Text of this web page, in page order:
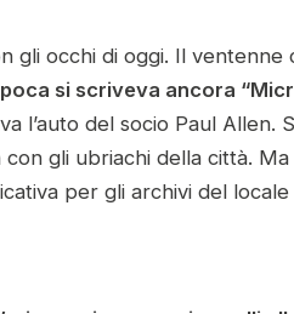
gli occhi di oggi. Il
si scriveva ancora
l’auto del socio Paul Allen.
gli ubriachi della città. Ma
per gli archivi del